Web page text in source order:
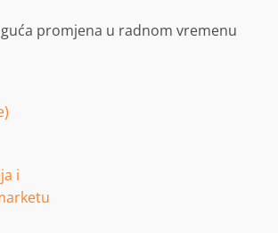
promjena u radnom vremenu
i